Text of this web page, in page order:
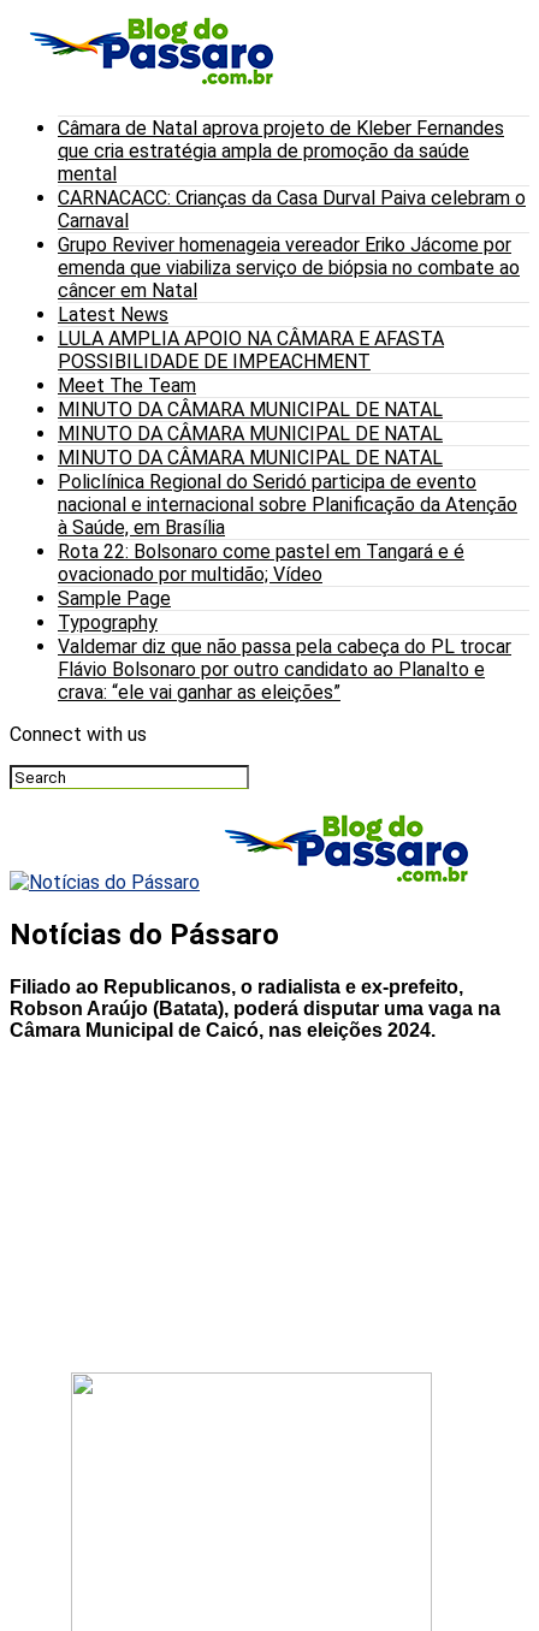
Câmara de Natal aprova projeto de Kleber Fernandes
que cria estratégia ampla de promoção da saúde
mental
CARNACACC: Crianças da Casa Durval Paiva celebram o
Carnaval
Grupo Reviver homenageia vereador Eriko Jácome por
emenda que viabiliza serviço de biópsia no combate ao
câncer em Natal
Latest News
LULA AMPLIA APOIO NA CÂMARA E AFASTA
POSSIBILIDADE DE IMPEACHMENT
Meet The Team
MINUTO DA CÂMARA MUNICIPAL DE NATAL
MINUTO DA CÂMARA MUNICIPAL DE NATAL
MINUTO DA CÂMARA MUNICIPAL DE NATAL
Policlínica Regional do Seridó participa de evento
nacional e internacional sobre Planificação da Atenção
à Saúde, em Brasília
Rota 22: Bolsonaro come pastel em Tangará e é
ovacionado por multidão; Vídeo
Sample Page
Typography
Valdemar diz que não passa pela cabeça do PL trocar
Flávio Bolsonaro por outro candidato ao Planalto e
crava: “ele vai ganhar as eleições”
Connect with us
Notícias do Pássaro
Filiado ao Republicanos, o radialista e ex-prefeito,
Robson Araújo (Batata), poderá disputar uma vaga na
Câmara Municipal de Caicó, nas eleições 2024.